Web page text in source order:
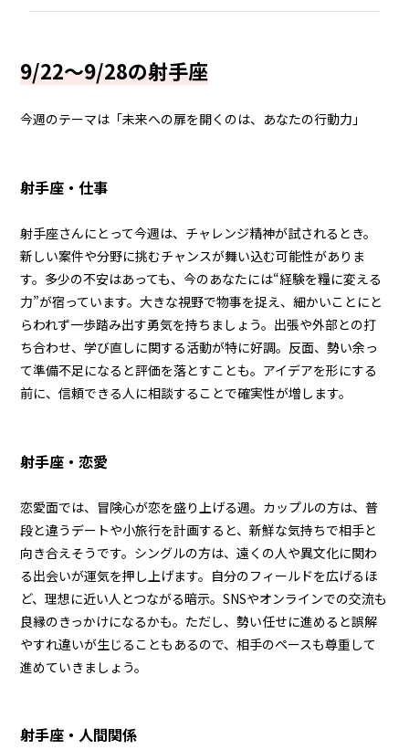
9/22～9/28の射手座
今週のテーマは「未来への扉を開くのは、あなたの行動力」
射手座・仕事
射手座さんにとって今週は、チャレンジ精神が試されるとき。
新しい案件や分野に挑むチャンスが舞い込む可能性がありま
す。多少の不安はあっても、今のあなたには“経験を糧に変える
力”が宿っています。大きな視野で物事を捉え、細かいことにと
らわれず一歩踏み出す勇気を持ちましょう。出張や外部との打
ち合わせ、学び直しに関する活動が特に好調。反面、勢い余っ
て準備不足になると評価を落とすことも。アイデアを形にする
前に、信頼できる人に相談することで確実性が増します。
射手座・恋愛
恋愛面では、冒険心が恋を盛り上げる週。カップルの方は、普
段と違うデートや小旅行を計画すると、新鮮な気持ちで相手と
向き合えそうです。シングルの方は、遠くの人や異文化に関わ
る出会いが運気を押し上げます。自分のフィールドを広げるほ
ど、理想に近い人とつながる暗示。SNSやオンラインでの交流も
良縁のきっかけになるかも。ただし、勢い任せに進めると誤解
やすれ違いが生じることもあるので、相手のペースも尊重して
進めていきましょう。
射手座・人間関係